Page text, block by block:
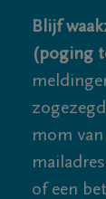
Blijf
(poging
mom
of een